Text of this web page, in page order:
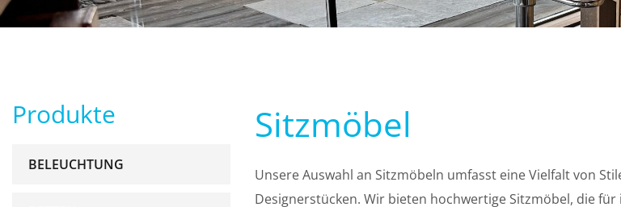
Produkte
BELEUCHTUNG
Sitzmöbel
Unsere Auswahl an Sitzmöbeln umfasst eine Vielfalt von
Designerstücken. Wir bieten hochwertige Sitzmöbel, die